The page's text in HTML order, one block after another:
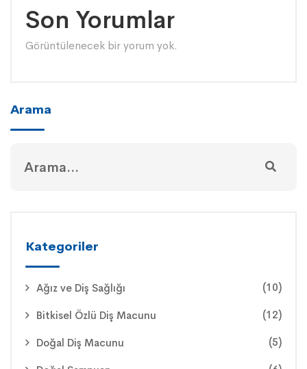
Son Yorumlar
Görüntülenecek bir yorum yok.
Arama
Kategoriler
Ağız ve Diş Sağlığı (10)
Bitkisel Özlü Diş Macunu (12)
Doğal Diş Macunu (5)